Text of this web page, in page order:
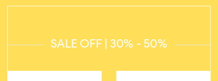
SALE OFF | 30% - 50%